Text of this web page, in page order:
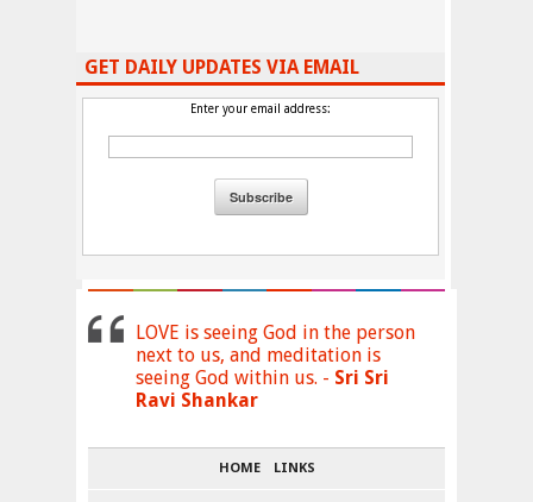
GET DAILY UPDATES VIA EMAIL
Enter your email address:
LOVE is seeing God in the person
next to us, and meditation is
seeing God within us. - Sri Sri
Ravi Shankar
HOME LINKS